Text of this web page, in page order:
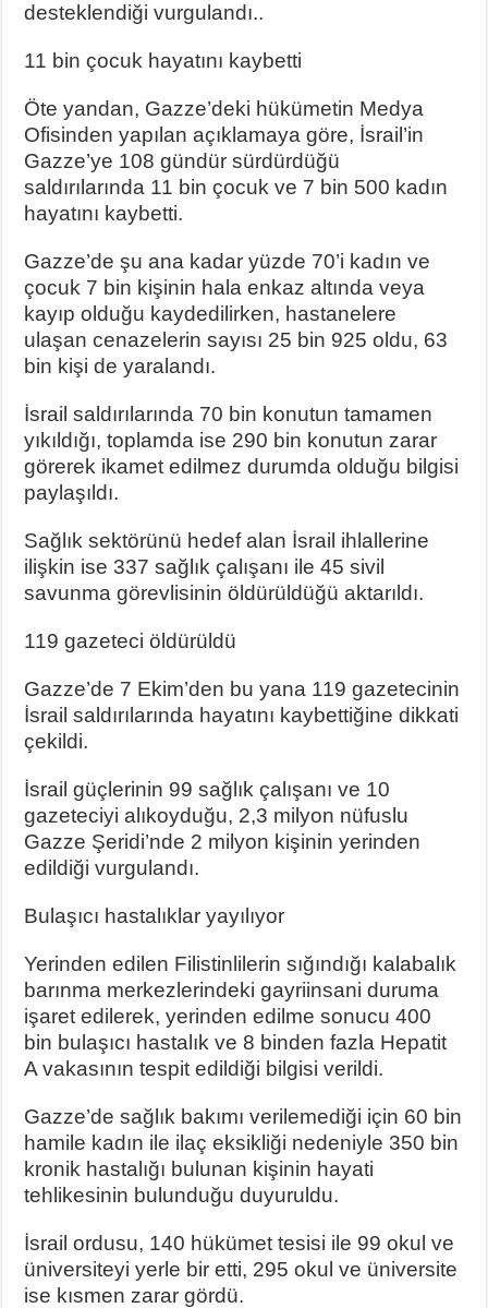
desteklendiği vurgulandı..
11 bin çocuk hayatını kaybetti
Öte yandan, Gazze’deki hükümetin Medya
Ofisinden yapılan açıklamaya göre, İsrail’in
Gazze’ye 108 gündür sürdürdüğü
saldırılarında 11 bin çocuk ve 7 bin 500 kadın
hayatını kaybetti.
Gazze’de şu ana kadar yüzde 70’i kadın ve
çocuk 7 bin kişinin hala enkaz altında veya
kayıp olduğu kaydedilirken, hastanelere
ulaşan cenazelerin sayısı 25 bin 925 oldu, 63
bin kişi de yaralandı.
İsrail saldırılarında 70 bin konutun tamamen
yıkıldığı, toplamda ise 290 bin konutun zarar
görerek ikamet edilmez durumda olduğu bilgisi
paylaşıldı.
Sağlık sektörünü hedef alan İsrail ihlallerine
ilişkin ise 337 sağlık çalışanı ile 45 sivil
savunma görevlisinin öldürüldüğü aktarıldı.
119 gazeteci öldürüldü
Gazze’de 7 Ekim’den bu yana 119 gazetecinin
İsrail saldırılarında hayatını kaybettiğine dikkati
çekildi.
İsrail güçlerinin 99 sağlık çalışanı ve 10
gazeteciyi alıkoyduğu, 2,3 milyon nüfuslu
Gazze Şeridi’nde 2 milyon kişinin yerinden
edildiği vurgulandı.
Bulaşıcı hastalıklar yayılıyor
Yerinden edilen Filistinlilerin sığındığı kalabalık
barınma merkezlerindeki gayriinsani duruma
işaret edilerek, yerinden edilme sonucu 400
bin bulaşıcı hastalık ve 8 binden fazla Hepatit
A vakasının tespit edildiği bilgisi verildi.
Gazze’de sağlık bakımı verilemediği için 60 bin
hamile kadın ile ilaç eksikliği nedeniyle 350 bin
kronik hastalığı bulunan kişinin hayati
tehlikesinin bulunduğu duyuruldu.
İsrail ordusu, 140 hükümet tesisi ile 99 okul ve
üniversiteyi yerle bir etti, 295 okul ve üniversite
ise kısmen zarar gördü.